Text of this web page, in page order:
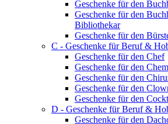
Geschenke für den
Geschenke für den
Bibliothekar
Geschenke für den
C - Geschenke für Beruf &
Geschenke für den Chef
Geschenke für den
Geschenke für den
Geschenke für den
Geschenke für den
D - Geschenke für Beruf &
Geschenke für den